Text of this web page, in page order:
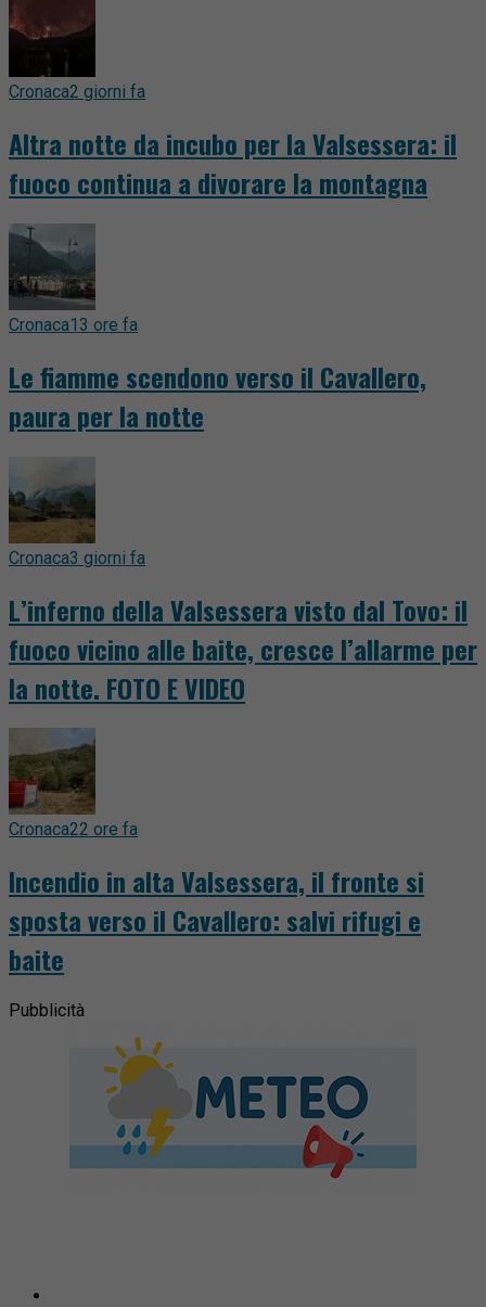
Cronaca2 giorni fa
Altra notte da incubo per la Valsessera: il
fuoco continua a divorare la montagna
Cronaca13 ore fa
Le fiamme scendono verso il Cavallero,
paura per la notte
Cronaca3 giorni fa
L’inferno della Valsessera visto dal Tovo: il
fuoco vicino alle baite, cresce l’allarme per
la notte. FOTO E VIDEO
Cronaca22 ore fa
Incendio in alta Valsessera, il fronte si
sposta verso il Cavallero: salvi rifugi e
baite
Pubblicità